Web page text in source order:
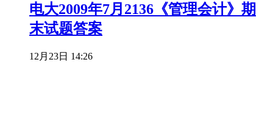
电大2009年7月2136《管理会计》期
末试题答案
12月23日 14:26